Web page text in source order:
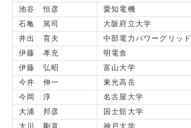
池谷 恒彦
愛知電機
石亀 篤司
大阪府立大学
井出 育夫
中部電力パワーグリッド
伊藤 孝充
明電舎
伊藤 弘昭
富山大学
今井 伸一
東光高岳
今岡 淳
名古屋大学
大浦 邦彦
国士舘大学
大川 剛直
神戸大学